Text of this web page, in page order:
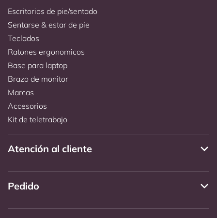
Escritorios de pie/sentado
Sentarse & estar de pie
Teclados
Ratones ergonomicos
Base para laptop
Brazo de monitor
Marcas
Accesorios
Kit de teletrabajo
Atención al cliente
Pedido